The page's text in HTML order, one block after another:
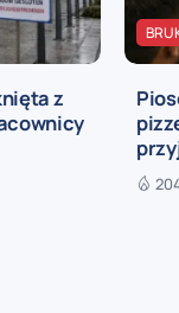
z